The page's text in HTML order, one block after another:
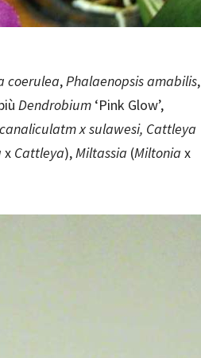
coerulea,Phalaenopsis amabilis,
Dendrobium ‘Pink Glow’,
x sulawesi, Cattleya
x Cattleya),Miltassia (Miltonia x